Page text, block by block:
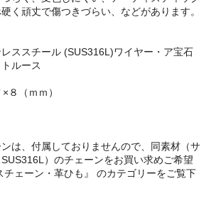
く頑丈で傷つきづらい、などがあります。
ススチール (SUS316L)ワイヤー・ア宝石
ルース
８（ｍｍ）
は、付属しておりませんので、同素材（サ
）のチェーンをお買い求めご希望
チェーン・革ひも』 のカテゴリーをご覧下